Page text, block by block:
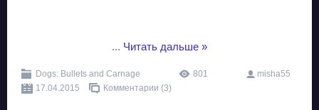
... Читать дальше »
Dogs: Bullets and Carnage 801
misha55
17.04.2015
Комментарии (3)